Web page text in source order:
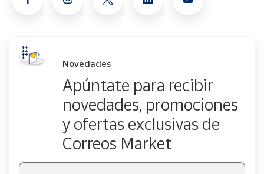
Novedades
Apúntate para recibir
novedades, promociones
y ofertas exclusivas de
Correos Market